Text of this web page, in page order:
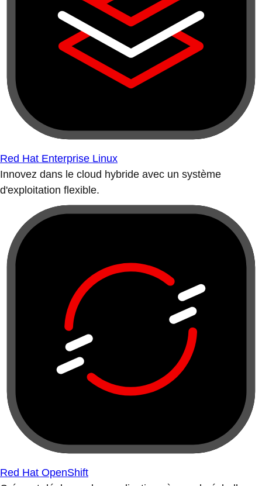
Red Hat Enterprise Linux
Innovez dans le cloud hybride avec un système
d'exploitation flexible.
Red Hat OpenShift